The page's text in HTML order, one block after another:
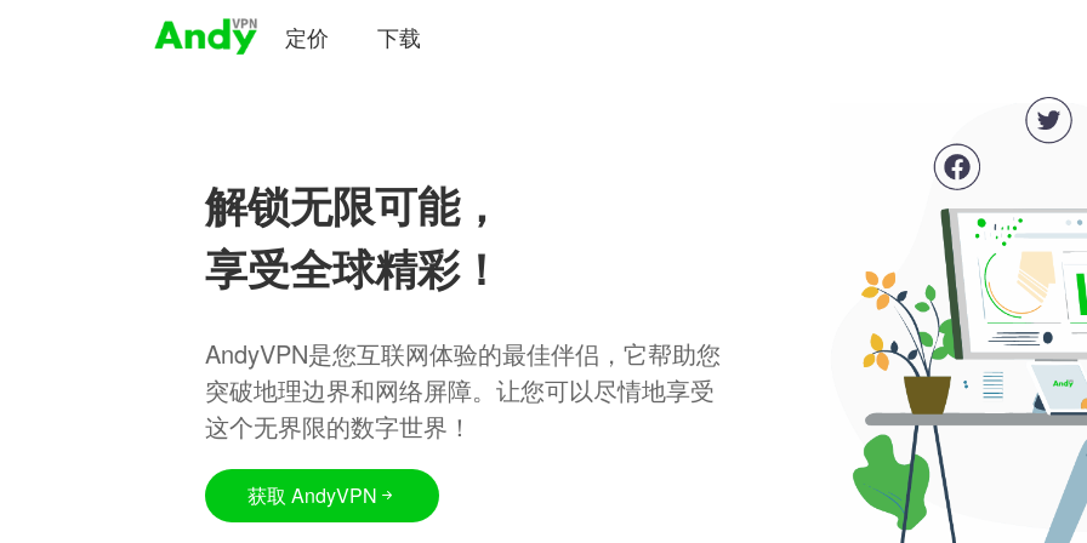
定价 下载
解锁无限可能，
享受全球精彩！
AndyVPN是您互联网体验的最佳伴侣，它帮助您
突破地理边界和网络屏障。让您可以尽情地享受
这个无界限的数字世界！
获取 AndyVPN